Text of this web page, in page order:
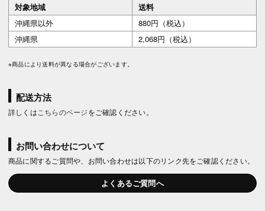
対象地域
送料
沖縄県以外
880円（税込）
沖縄県
2,068円（税込）
※商品により送料が異なる場合がございます。
配送方法
詳しくは こちらのページをご確認ください。
お問い合わせについて
商品に関するご質問や、お問い合わせは以下のリンク先をご確認ください。
よくあるご質問へ